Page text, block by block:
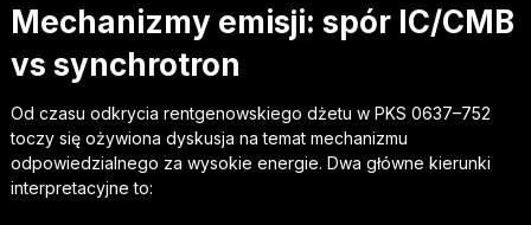
Mechanizmy emisji: spór IC/CMB
vs synchrotron
Od czasu odkrycia rentgenowskiego dżetu w PKS 0637–752
toczy się ożywiona dyskusja na temat mechanizmu
odpowiedzialnego za wysokie energie. Dwa główne kierunki
interpretacyjne to: